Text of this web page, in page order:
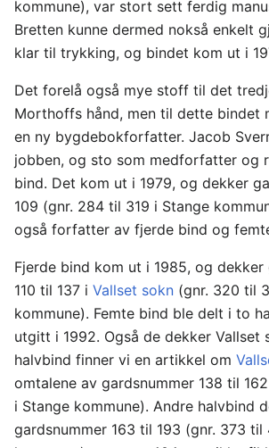
kommune), var stort sett ferdig
Bretten kunne dermed nokså enkelt
klar til trykking, og bindet kom ut i
Det forelå også mye stoff til det
Morthoffs hånd, men til dette bindet
en ny bygdebokforfatter. Jacob
jobben, og sto som medforfatter og
bind. Det kom ut i 1979, og dekker
109 (gnr. 284 til 319 i Stange
også forfatter av fjerde bind og
Fjerde bind kom ut i 1985, og dekker
110 til 137 i Vallset sokn (gnr. 320 til
kommune). Femte bind ble delt i to
utgitt i 1992. Også de dekker Vallset
halvbind finner vi en artikkel om
omtalene av gardsnummer 138 til
i Stange kommune). Andre halvbind
gardsnummer 163 til 193 (gnr. 373 til